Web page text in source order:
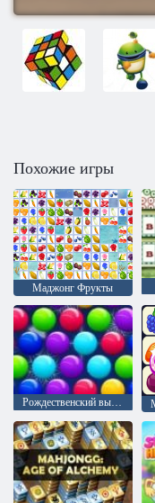
Похожие игры
Маджонг Фрукты
Рождественский выпуск: Забавные пузыри